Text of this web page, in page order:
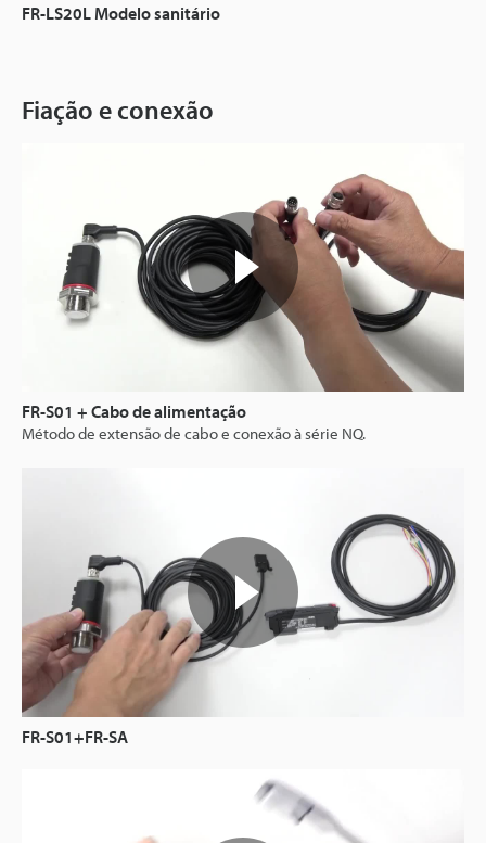
FR-LS20L Modelo sanitário
Fiação e conexão
FR-S01 + Cabo de alimentação
Método de extensão de cabo e conexão à série NQ.
FR-S01+FR-SA